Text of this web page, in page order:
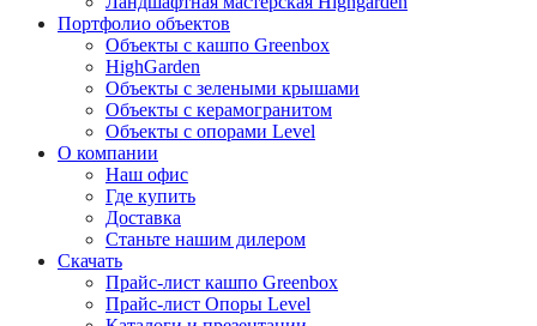
Портфолио объектов
Объекты с кашпо Greenbox
HighGarden
Объекты с зелеными крышами
Объекты с керамогранитом
Объекты с опорами Level
О компании
Наш офис
Где купить
Доставка
Станьте нашим дилером
Скачать
Прайс-лист кашпо Greenbox
Прайс-лист Опоры Level